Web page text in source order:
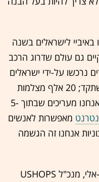
באיביי לישראלים בשנה
גם עולם שדרוג הרכב
נרכשו על-ידי ישראלים
באיביי - עלייה של 50% לעומת אשתקד; 20 אלף מצלמות
דרך, 27 אלף מדבקות לרכב ועוד. אנחנו מעריכים שבתוך 5-
מאפשרות לאנשים
אנחנו זה הגשמה
על הגשמת החלום דיבר גם ירון בן-אלי, מנכ"ל USHOPS